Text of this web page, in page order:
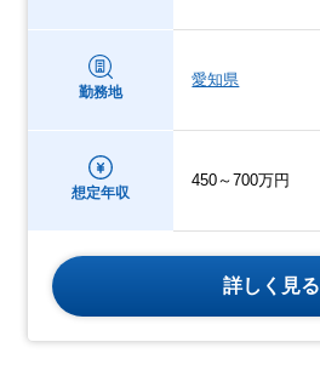
勤務地
愛知県
想定年収
450～700万円
詳しく見る